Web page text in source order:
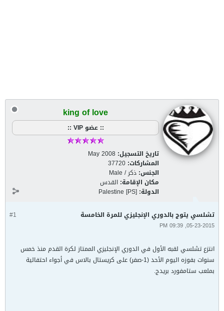
king of love
:: عضو VIP ::
تاريخ التسجيل: May 2008
المشاركات: 37720
الجنس: ذكر / Male
مكان الإقامة: القدس
الدولة: Palestine [PS]
#1 تشلسي يتوج بالدوري الإنجليزي للمرة الخامسة
05-23-2015, 09:39 PM
انتزع تشلسي لقبه الأول في الدوري الإنجليزي الممتاز لكرة القدم منذ خمس
سنوات بفوزه اليوم الأحد (1-صفر) على كريستال بالاس في أجواء احتفالية
بملعب ستامفورد بريدج.